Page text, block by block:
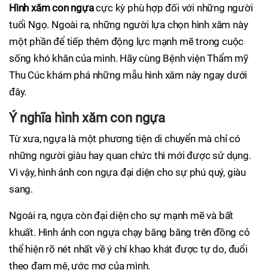
Hình xăm con ngựacực kỳ phù hợp đối với những người
tuổi Ngọ. Ngoài ra, những người lựa chọn hình xăm này
một phần để tiếp thêm động lực mạnh mẽ trong cuộc
sống khó khăn của mình. Hãy cùng Bệnh viện Thẩm mỹ
Thu Cúc khám phá những mẫu hình xăm này ngay dưới
đây.
Ý nghĩa hình xăm con ngựa
Từ xưa, ngựa là một phương tiện di chuyển mà chỉ có
những người giàu hay quan chức thì mới được sử dụng.
Vì vậy, hình ảnh con ngựa đại diện cho sự phú quý, giàu
sang.
Ngoài ra, ngựa còn đại diện cho sự mạnh mẽ và bất
khuất. Hình ảnh con ngựa chạy băng băng trên đồng cỏ
thể hiện rõ nét nhất về ý chí khao khát được tự do, đuổi
theo đam mê, ước mơ của mình.